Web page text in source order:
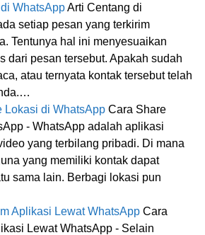
WhatsAppArti Centang di
setiap pesan yang terkirim
Tentunya hal ini menyesuaikan
dari pesan tersebut. Apakah sudah
atau ternyata kontak tersebut telah
Lokasi di WhatsApp Cara Share
- WhatsApp adalah aplikasi
yang terbilang pribadi. Di mana
yang memiliki kontak dapat
sama lain. Berbagi lokasi pun
Aplikasi Lewat WhatsApp Cara
Lewat WhatsApp - Selain